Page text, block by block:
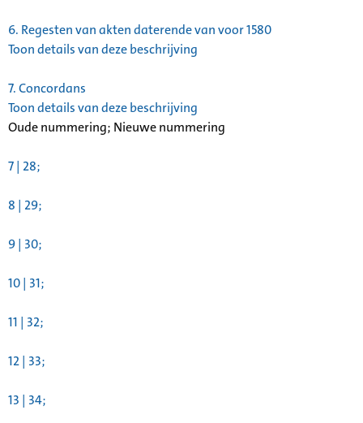
6. Regesten van akten daterende van voor 1580
Toon details van deze beschrijving
7.Concordans
Toon details van deze beschrijving
Oude nummering; Nieuwe nummering
7 | 28;
8 | 29;
9 | 30;
10 | 31;
11 | 32;
12 | 33;
13 | 34;